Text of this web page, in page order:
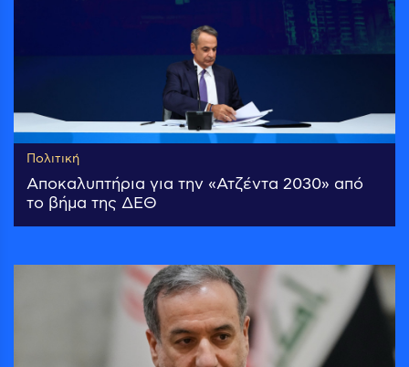
Πολιτική
Αποκαλυπτήρια για την «Ατζέντα 2030» από
το βήμα της ΔΕΘ